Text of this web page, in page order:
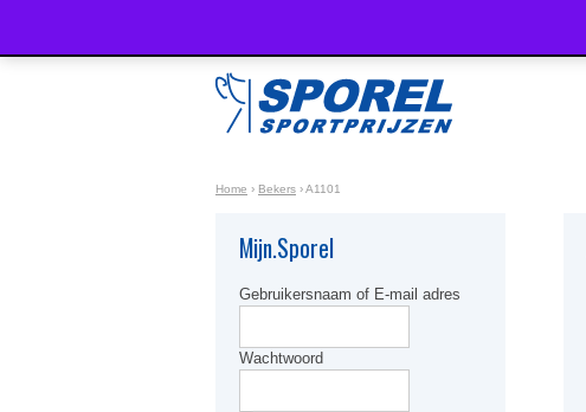
Home › Bekers ›A1101
Mijn.Sporel
Gebruikersnaam of E-mail adres
Wachtwoord